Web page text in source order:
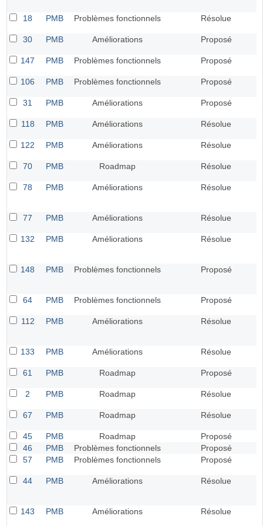
18 PMB Problèmes fonctionnels Résolue
30 PMB Améliorations Proposé
147 PMB Problèmes fonctionnels Proposé
106 PMB Problèmes fonctionnels Proposé
31 PMB Améliorations Proposé
118 PMB Améliorations Résolue
122 PMB Améliorations Résolue
70 PMB Roadmap Résolue
78 PMB Améliorations Résolue
77 PMB Améliorations Résolue
132 PMB Améliorations Résolue
148 PMB Problèmes fonctionnels Proposé
64 PMB Problèmes fonctionnels Proposé
112 PMB Améliorations Résolue
133 PMB Améliorations Résolue
61 PMB Roadmap Proposé
2 PMB Roadmap Résolue
67 PMB Roadmap Résolue
45 PMB Roadmap
Proposé
46
PMB Problèmes fonctionnels
Proposé
57
PMB Problèmes fonctionnels Proposé
44 PMB Améliorations Résolue
143 PMB Améliorations Résolue